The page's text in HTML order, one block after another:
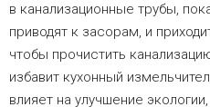
в канализационные трубы,
приводят к засорам, и
чтобы прочистить
избавит кухонный
влияет на улучшение